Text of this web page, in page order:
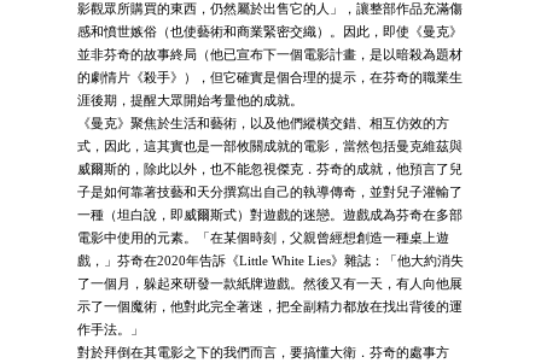
影觀眾所購買的東西，仍然屬於出售它的人」，讓整部作品充滿傷
感和憤世嫉俗（也使藝術和商業緊密交織）。因此，即使《曼克》
並非芬奇的故事終局（他已宣布下一個電影計畫，是以暗殺為題材
的劇情片《殺手》），但它確實是個合理的提示，在芬奇的職業生
涯後期，提醒大眾開始考量他的成就。
《曼克》聚焦於生活和藝術，以及他們縱橫交錯、相互仿效的方
式，因此，這其實也是一部攸關成就的電影，當然包括曼克維茲與
威爾斯的，除此以外，也不能忽視傑克．芬奇的成就，他預言了兒
子是如何靠著技藝和天分撰寫出自己的執導傳奇，並對兒子灌輸了
一種（坦白說，即威爾斯式）對遊戲的迷戀。遊戲成為芬奇在多部
電影中使用的元素。「在某個時刻，父親曾經想創造一種桌上遊
戲，」芬奇在2020年告訴《Little White Lies》雜誌：「他大約消失
了一個月，躲起來研發一款紙牌遊戲。然後又有一天，有人向他展
示了一個魔術，他對此完全著迷，把全副精力都放在找出背後的運
作手法。」
對於拜倒在其電影之下的我們而言，要搞懂大衛．芬奇的處事方